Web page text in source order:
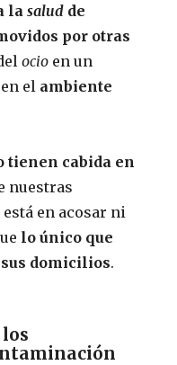
lasalud de
por otras
ocio en un
el ambiente
tienen cabida en
nuestras
en acosar ni
lo único que
domicilios.